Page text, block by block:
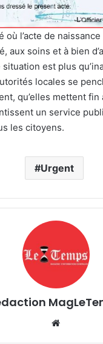
où l’acte de
aux soins et à bien
est plus
locales se
qu’elles mettent fin
un service
les citoyens.
Urgent